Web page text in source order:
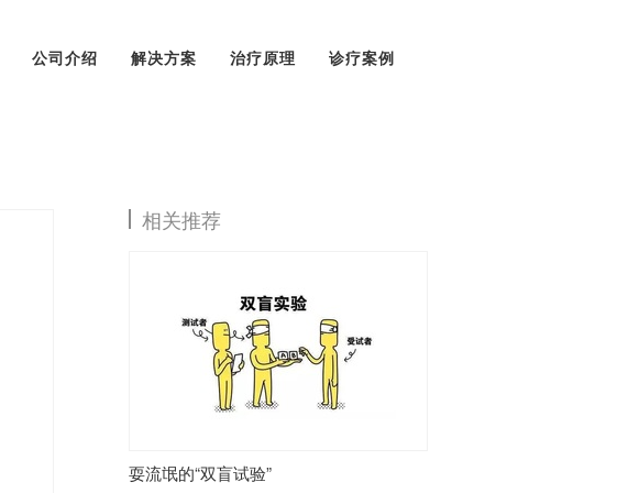
公司介绍 解决方案 治疗原理 诊疗案例
相关推荐
耍流氓的“双盲试验”